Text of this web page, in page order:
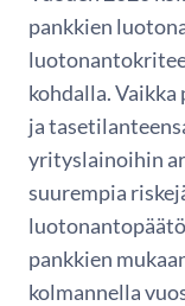
pankkien
kohdalla.
ja
yrityslainoihin
suurempia
pankkien
kolmannella